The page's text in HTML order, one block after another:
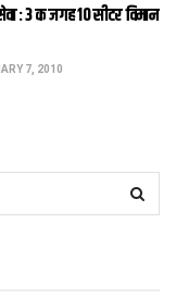
: 3 क जगह 10 सीटर विमान
7, 2010